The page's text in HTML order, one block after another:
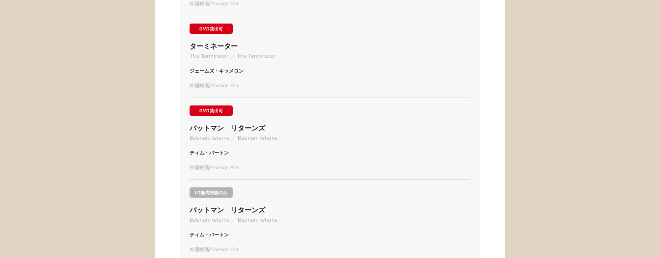
外国映画/Foreign Film
DVD貸出可
ターミネーター
The Terminator ／ The Terminator
ジェームズ・キャメロン
外国映画/Foreign Film
DVD貸出可
バットマン リターンズ
Batman Returns ／ Batman Returns
ティム・バートン
外国映画/Foreign Film
LD館内視聴のみ
バットマン リターンズ
Batman Returns ／ Batman Returns
ティム・バートン
外国映画/Foreign Film